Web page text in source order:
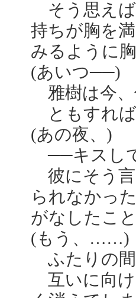
そう思えば
持ちが胸を
みるように
(あいつ──)
雅樹は今、
ともすれば
(あの夜、)
──キスし
彼にそう言
られなかっ
がなしたこ
(もう、……)
ふたりの間
互いに向け